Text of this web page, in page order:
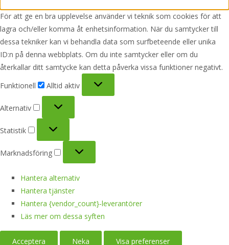
För att ge en bra upplevelse använder vi teknik som cookies för att
lagra och/eller komma åt enhetsinformation. När du samtycker till
dessa tekniker kan vi behandla data som surfbeteende eller unika
ID:n på denna webbplats. Om du inte samtycker eller om du
återkallar ditt samtycke kan detta påverka vissa funktioner negativt.
Funktionell
Alltid aktiv
Alternativ
Statistik
Marknadsföring
Hantera alternativ
Hantera tjänster
Hantera {vendor_count}-leverantörer
Läs mer om dessa syften
Acceptera Neka Visa preferenser